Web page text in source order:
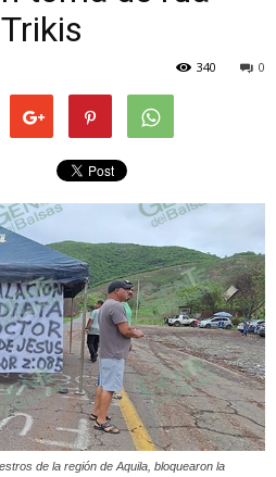
0
340
de la región de Aquila, bloquearon la